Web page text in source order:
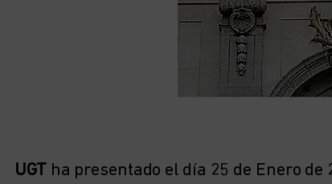
UGT ha presentado el día 25 de Enero de